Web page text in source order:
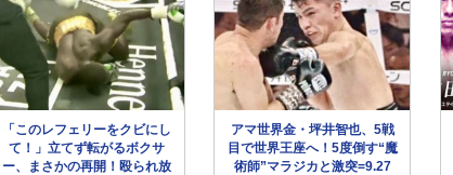
「このレフェリーをクビにし
て！」立てず転がるボクサ
ー、まさかの再開！殴られ放
アマ世界金・坪井智也、5戦
目で世界王座へ！5度倒す“魔
術師”マラジカと激突=9.27